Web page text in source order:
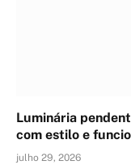
Luminária
com estilo e
julho 29, 2026